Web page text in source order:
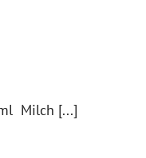
Milch [...]